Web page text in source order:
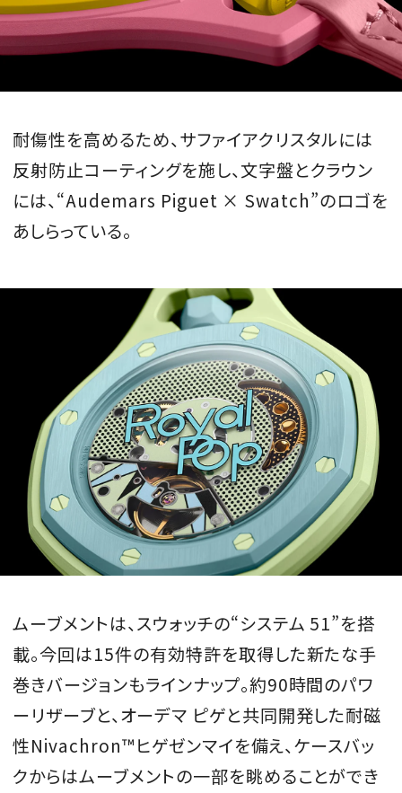
耐傷性を高めるため、サファイアクリスタルには
反射防止コーティングを施し、文字盤とクラウン
には、“Audemars Piguet × Swatch”のロゴを
あしらっている。
ムーブメントは、スウォッチの“システム 51”を搭
載。今回は15件の有効特許を取得した新たな手
巻きバージョンもラインナップ。約90時間のパワ
ーリザーブと、オーデマ ピゲと共同開発した耐磁
性Nivachron™ヒゲゼンマイを備え、ケースバッ
クからはムーブメントの一部を眺めることができ